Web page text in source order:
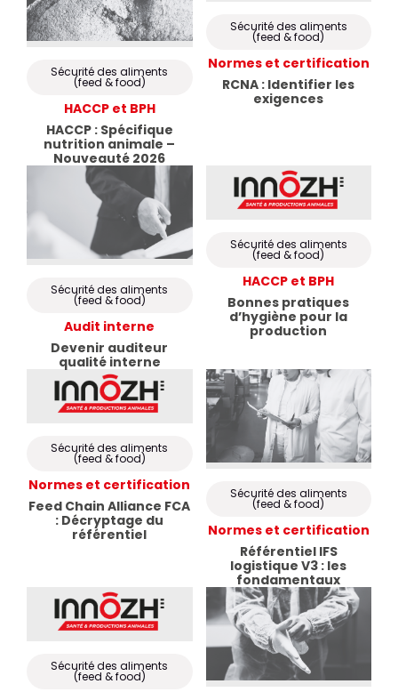
Label CRT & Agréments
Actualités & Agenda
FR
Sécurité des aliments
(feed & food)
HACCP et BPH
HACCP : Spécifique
nutrition animale –
Nouveauté 2026
Sécurité des aliments
(feed & food)
Normes et certification
RCNA : Identifier les
exigences
Sécurité des aliments
(feed & food)
Audit interne
Devenir auditeur
qualité interne
Sécurité des aliments
(feed & food)
HACCP et BPH
Bonnes pratiques
d’hygiène pour la
production
Sécurité des aliments
(feed & food)
Normes et certification
Feed Chain Alliance FCA
: Décryptage du
référentiel
Sécurité des aliments
(feed & food)
Normes et certification
Référentiel IFS
logistique V3 : les
fondamentaux
Sécurité des aliments
(feed & food)